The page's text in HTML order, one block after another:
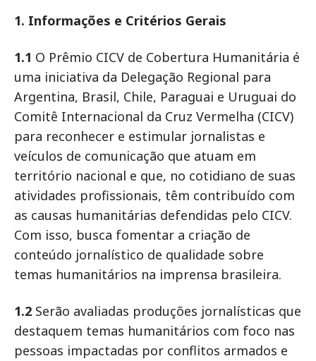
1. Informações e Critérios Gerais
1.1 O Prêmio CICV de Cobertura Humanitária é
uma iniciativa da Delegação Regional para
Argentina, Brasil, Chile, Paraguai e Uruguai do
Comitê Internacional da Cruz Vermelha (CICV)
para reconhecer e estimular jornalistas e
veículos de comunicação que atuam em
território nacional e que, no cotidiano de suas
atividades profissionais, têm contribuído com
as causas humanitárias defendidas pelo CICV.
Com isso, busca fomentar a criação de
conteúdo jornalístico de qualidade sobre
temas humanitários na imprensa brasileira.
1.2 Serão avaliadas produções jornalísticas que
destaquem temas humanitários com foco nas
pessoas impactadas por conflitos armados e